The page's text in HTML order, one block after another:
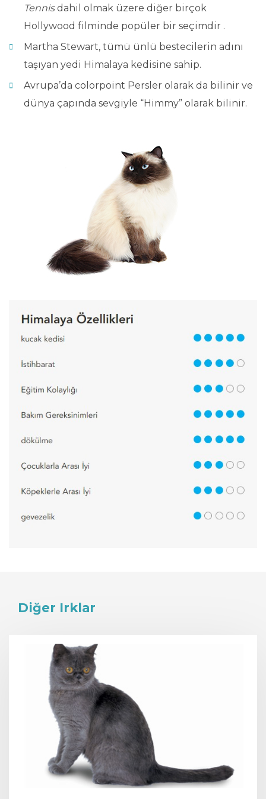
Tennisdahil olmak üzere diğer birçok
Hollywood filminde popüler bir seçimdir .
Martha Stewart, tümü ünlü bestecilerin adını
taşıyan yedi Himalaya kedisine sahip.
Avrupa’da colorpoint Persler olarak da bilinir ve
dünya çapında sevgiyle “Himmy” olarak bilinir.
Diğer Irklar